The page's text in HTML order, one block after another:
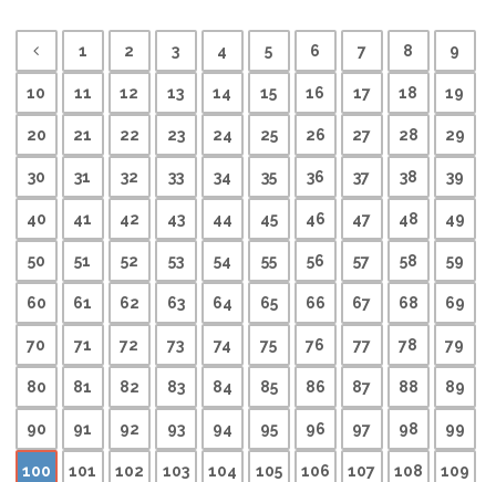
1 2 3 4 5 6 7 8 9
10 11 12 13 14 15 16 17 18 19
20 21 22 23 24 25 26 27 28 29
30 31 32 33 34 35 36 37 38 39
40 41 42 43 44 45 46 47 48 49
50 51 52 53 54 55 56 57 58 59
60 61 62 63 64 65 66 67 68 69
70 71 72 73 74 75 76 77 78 79
80 81 82 83 84 85 86 87 88 89
90 91 92 93 94 95 96 97 98 99
100 101 102 103 104 105 106 107 108 109